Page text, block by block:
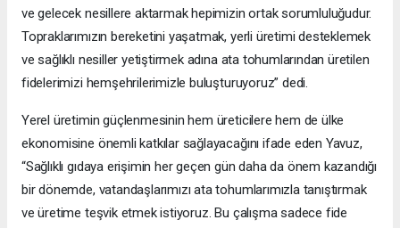
ve gelecek nesillere aktarmak hepimizin ortak sorumluluğudur.
Topraklarımızın bereketini yaşatmak, yerli üretimi desteklemek
ve sağlıklı nesiller yetiştirmek adına ata tohumlarından üretilen
fidelerimizi hemşehrilerimizle buluşturuyoruz” dedi.
Yerel üretimin güçlenmesinin hem üreticilere hem de ülke
ekonomisine önemli katkılar sağlayacağını ifade eden Yavuz,
“Sağlıklı gıdaya erişimin her geçen gün daha da önem kazandığı
bir dönemde, vatandaşlarımızı ata tohumlarımızla tanıştırmak
ve üretime teşvik etmek istiyoruz. Bu çalışma sadece fide